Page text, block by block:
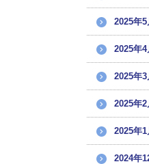
2025年5
2025年4
2025年3
2025年2
2025年1
2024年